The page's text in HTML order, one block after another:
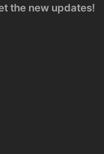
the new updates!